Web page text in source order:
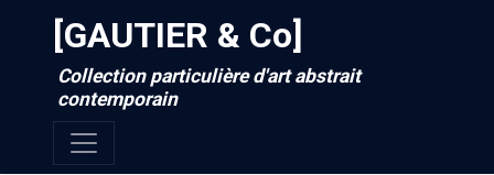
[GAUTIER & Co]
Collection particulière d'art abstrait
contemporain